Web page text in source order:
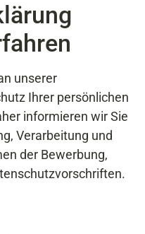
unserer
Ihrer persönlichen
informieren wir Sie
Verarbeitung und
der Bewerbung,